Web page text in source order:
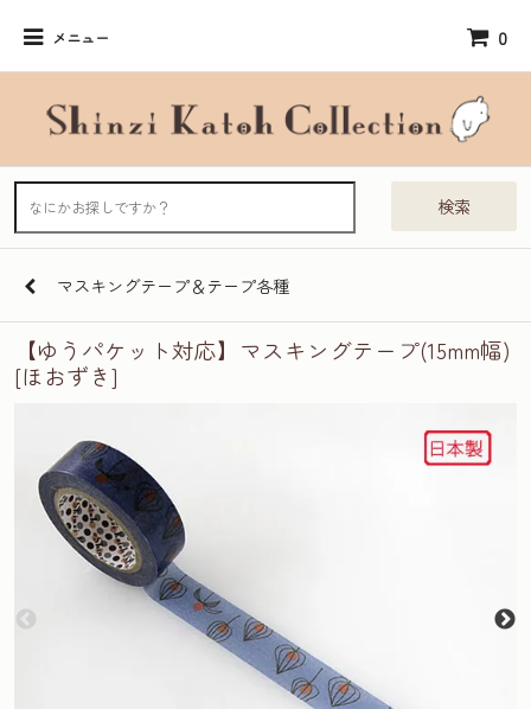
メニュー 0
検索
マスキングテープ＆テープ各種
【ゆうパケット対応】マスキングテープ(15mm幅)
[ほおずき]